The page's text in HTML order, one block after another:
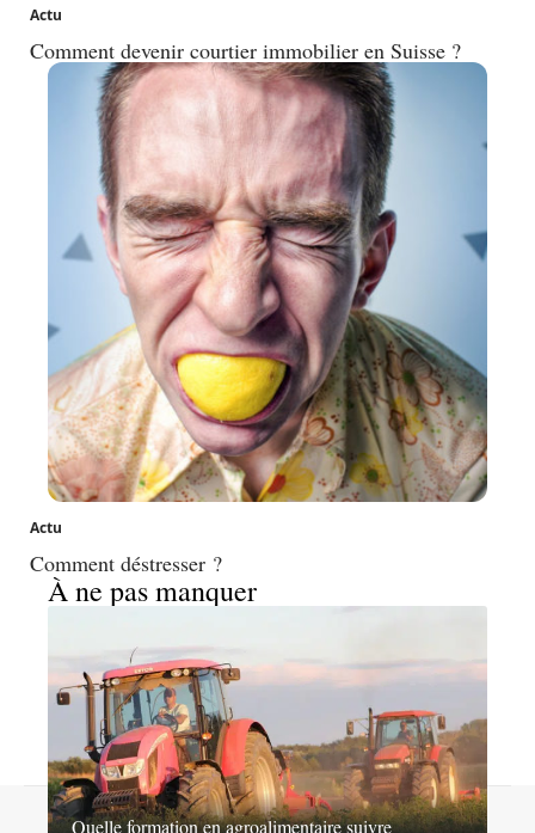
Actu
Comment devenir courtier immobilier en Suisse ?
Actu
Comment déstresser ?
À ne pas manquer
Quelle formation en agroalimentaire suivre
Contact Mentions légales Sitemap